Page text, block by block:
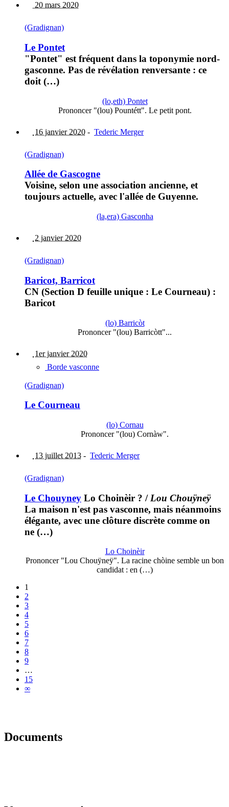
20 mars 2020
(Gradignan)
Le Pontet
"Pontet" est fréquent dans la toponymie nord-
gasconne. Pas de révélation renversante : ce
doit (…)
(lo,eth) Pontet
Prononcer "(lou) Pountétt". Le petit pont.
16 janvier 2020 - Tederic Merger
(Gradignan)
Allée de Gascogne
Voisine, selon une association ancienne, et
toujours actuelle, avec l'allée de Guyenne.
(la,era) Gasconha
2 janvier 2020
(Gradignan)
Baricot, Barricot
CN (Section D feuille unique : Le Courneau) :
Baricot
(lo) Barricòt
Prononcer "(lou) Barricòtt"...
1er janvier 2020
Borde vasconne
(Gradignan)
Le Courneau
(lo) Cornau
Prononcer "(lou) Cornàw".
13 juillet 2013 - Tederic Merger
(Gradignan)
Le Chouyney Lo Choinèir ? / Lou Chouÿneÿ
La maison n'est pas vasconne, mais néanmoins
élégante, avec une clôture discrète comme on
ne (…)
Lo Choinèir
Prononcer "Lou Chouÿneÿ". La racine chòine semble un bon
candidat : en (…)
1
2
3
4
5
6
7
8
9
…
15
∞
Documents